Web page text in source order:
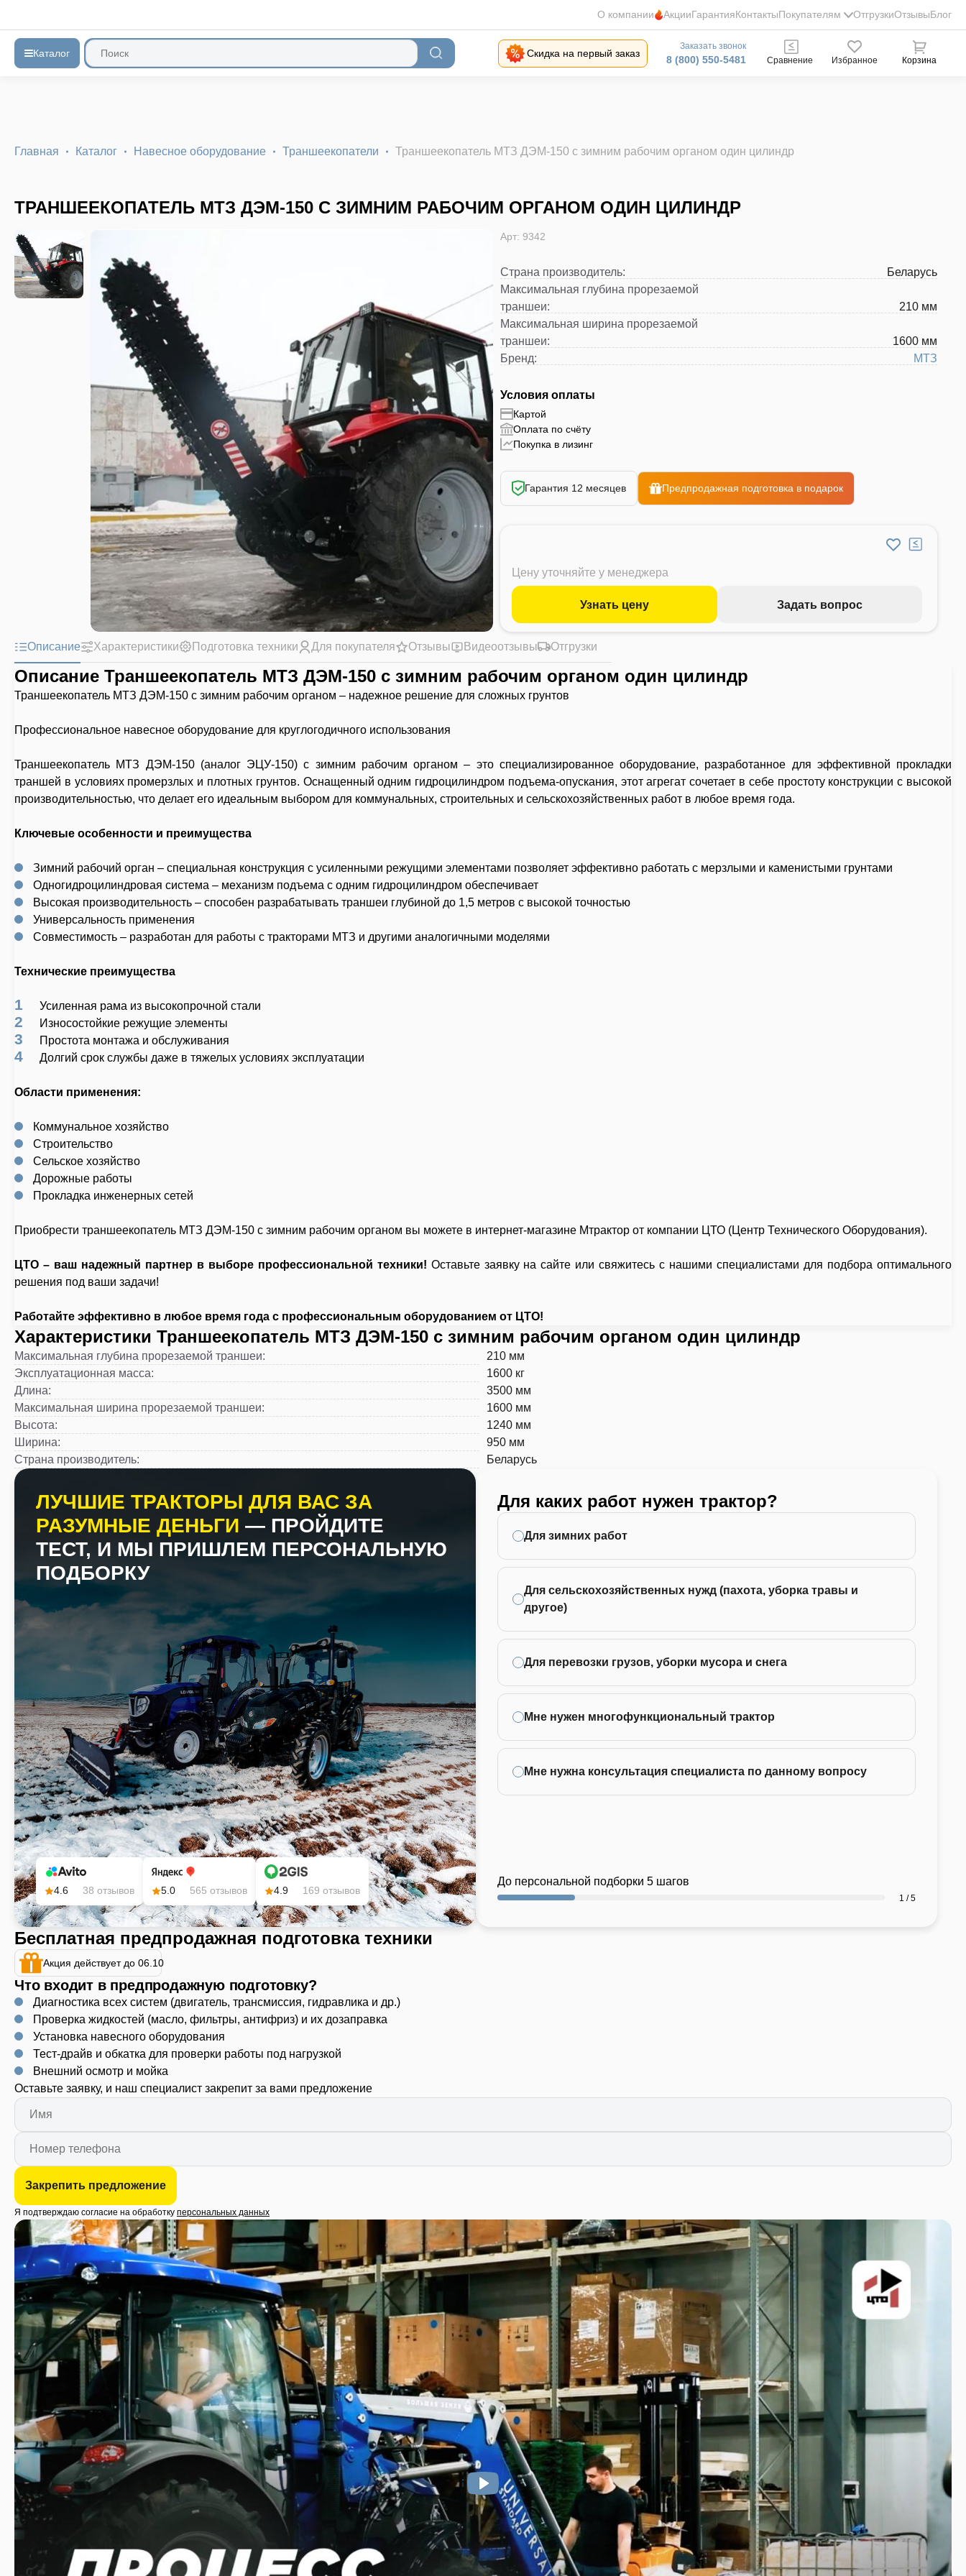
О компании АкцииГарантияКонтактыПокупателям ОтгрузкиОтзывыБлог
Каталог Скидка на первый заказ
Заказать звонок
8 (800) 550-5481 Сравнение Избранное Корзина
Главная Каталог Навесное оборудование Траншеекопатели Траншеекопатель МТЗ ДЭМ-150 с зимним рабочим органом один цилиндр
ТРАНШЕЕКОПАТЕЛЬ МТЗ ДЭМ-150 С ЗИМНИМ РАБОЧИМ ОРГАНОМ ОДИН ЦИЛИНДР
Арт: 9342
Страна производитель:
Беларусь
Максимальная глубина прорезаемой
траншеи:
210 мм
Максимальная ширина прорезаемой
траншеи:
1600 мм
Бренд: МТЗ
Условия оплаты
Картой
Оплата по счёту
Покупка в лизинг
Гарантия 12 месяцев Предпродажная подготовка в подарок
Цену уточняйте у менеджера
Узнать цену Задать вопрос
Описание Характеристики Подготовка техники Для покупателя Отзывы Видеоотзывы Отгрузки
Описание Траншеекопатель МТЗ ДЭМ-150 с зимним рабочим органом один цилиндр
Траншеекопатель МТЗ ДЭМ-150 с зимним рабочим органом – надежное решение для сложных грунтов
Профессиональное навесное оборудование для круглогодичного использования
Траншеекопатель МТЗ ДЭМ-150 (аналог ЭЦУ-150) с зимним рабочим органом – это специализированное оборудование, разработанное для эффективной прокладки
траншей в условиях промерзлых и плотных грунтов. Оснащенныйодним гидроцилиндром подъема-опускания, этот агрегат сочетает в себе простоту конструкции с высокой
производительностью, что делает его идеальным выбором для коммунальных, строительных и сельскохозяйственных работ в любое время года.
Ключевые особенности и преимущества
Зимний рабочий орган – специальная конструкция с усиленными режущими элементами позволяет эффективно работать с мерзлыми и каменистыми грунтами
Одногидроцилиндровая система – механизм подъема с одним гидроцилиндром обеспечивает
Высокая производительность – способен разрабатывать траншеи глубиной до 1,5 метров с высокой точностью
Универсальность применения
Совместимость – разработан для работы с тракторами МТЗ и другими аналогичными моделями
Технические преимущества
Усиленная рама из высокопрочной стали
Износостойкие режущие элементы
Простота монтажа и обслуживания
Долгий срок службы даже в тяжелых условиях эксплуатации
Области применения:
Коммунальное хозяйство
Строительство
Сельское хозяйство
Дорожные работы
Прокладка инженерных сетей
Приобрести траншеекопатель МТЗ ДЭМ-150 с зимним рабочим органом вы можете в интернет-магазине Мтрактор от компании ЦТО (Центр Технического Оборудования).
ЦТО – ваш надежный партнер в выборе профессиональной техники! Оставьте заявку на сайте или свяжитесь с нашими специалистами для подбора оптимального
решения под ваши задачи!
Работайте эффективно в любое время года с профессиональным оборудованием от ЦТО!
Характеристики Траншеекопатель МТЗ ДЭМ-150 с зимним рабочим органом один цилиндр
Максимальная глубина прорезаемой траншеи:
210 мм
Эксплуатационная масса:
1600 кг
Длина:
3500 мм
Максимальная ширина прорезаемой траншеи:
1600 мм
Высота:
1240 мм
Ширина:
950 мм
Страна производитель: Беларусь
ЛУЧШИЕ ТРАКТОРЫ ДЛЯ ВАС ЗА
РАЗУМНЫЕ ДЕНЬГИ — ПРОЙДИТЕ
ТЕСТ, И МЫ ПРИШЛЕМ ПЕРСОНАЛЬНУЮ
ПОДБОРКУ
4.6 38 отзывов 5.0 565 отзывов 4.9 169 отзывов
Для каких работ нужен трактор?
Для зимних работ
Для сельскохозяйственных нужд (пахота, уборка травы и
другое)
Для перевозки грузов, уборки мусора и снега
Мне нужен многофункциональный трактор
Мне нужна консультация специалиста по данному вопросу
До персональной подборки 5 шагов
1 / 5
Бесплатная предпродажная подготовка техники
Акция действует до 06.10
Что входит в предпродажную подготовку?
Диагностика всех систем (двигатель, трансмиссия, гидравлика и др.)
Проверка жидкостей (масло, фильтры, антифриз) и их дозаправка
Установка навесного оборудования
Тест-драйв и обкатка для проверки работы под нагрузкой
Внешний осмотр и мойка
Оставьте заявку, и наш специалист закрепит за вами предложение
Закрепить предложение
Я подтверждаю согласие на обработку персональных данных